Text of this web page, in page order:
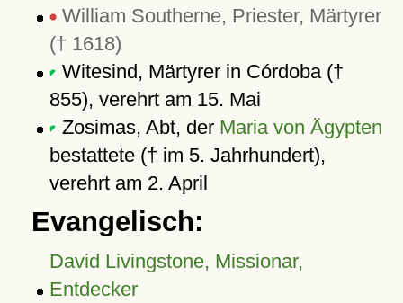
William Southerne, Priester, Märtyrer
(† 1618)
Witesind, Märtyrer in Córdoba (†
855), verehrt am 15. Mai
Zosimas, Abt, der Maria von Ägypten
bestattete († im 5. Jahrhundert),
verehrt am 2. April
Evangelisch:
David Livingstone, Missionar,
Entdecker